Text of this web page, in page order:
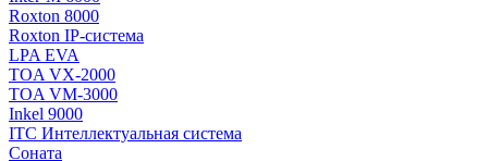
Roxton 8000
Roxton IP-система
LPA EVA
TOA VX-2000
TOA VM-3000
Inkel 9000
ITC Интеллектуальная система
Соната